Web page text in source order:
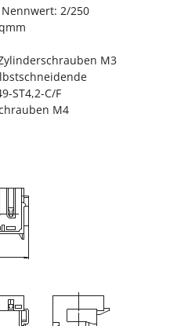
Nennwert: 2/250
M3
ST4,2-C/F
M4